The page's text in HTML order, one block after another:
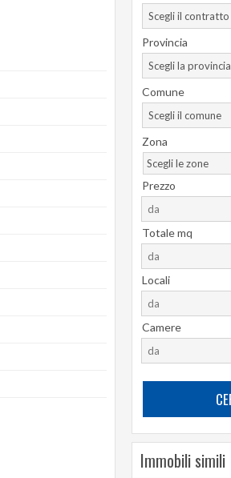
Scegli il contratto
Provincia
Scegli la provincia
Comune
Scegli il comune
Zona
Scegli le zone
Prezzo
Totale mq
Locali
Camere
Immobili simili